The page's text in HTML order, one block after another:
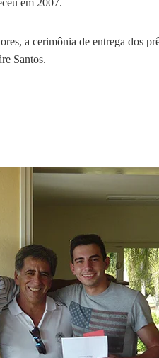
em 2007.
a cerimônia de entrega dos
Santos.